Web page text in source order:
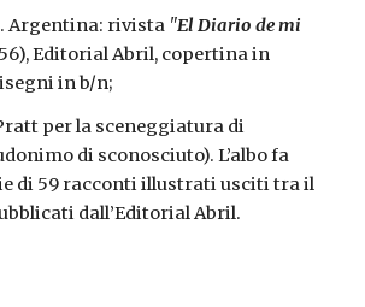
. Argentina: rivista "El Diario de mi
Editorial Abril, copertina in
in b/n;
per la sceneggiatura di
di sconosciuto). L’albo fa
di 59 racconti illustrati usciti tra il
dall’Editorial Abril.